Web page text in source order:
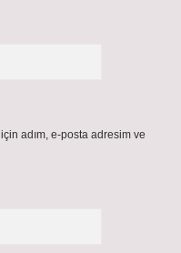
adım, e-posta adresim ve